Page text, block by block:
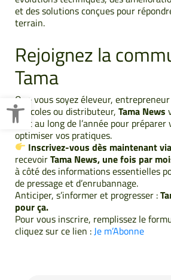
Ouvrir la barre
et des solutions conçues pour
terrain.
Rejoignez la
Tama
Que vous soyez éleveur,
agricoles ou distributeur, Tama News
tout au long de l’année pour
optimiser vos pratiques.
Inscrivez-vous dès maintenant
recevoirTama News, une fois par
à côté des informations essentielles
de pressage et d’enrubannage.
Anticiper, s’informer et progresser :
pour ça.
Pour vous inscrire, remplissez le
cliquez sur ce lien : Je m’Abonne